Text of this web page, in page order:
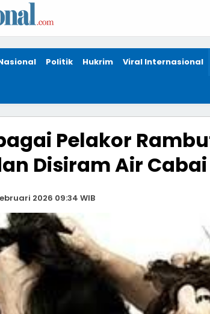
Politik Hukrim Viral Internasional
Pelakor
Disiram Air Cabai
2026 09:34 WIB